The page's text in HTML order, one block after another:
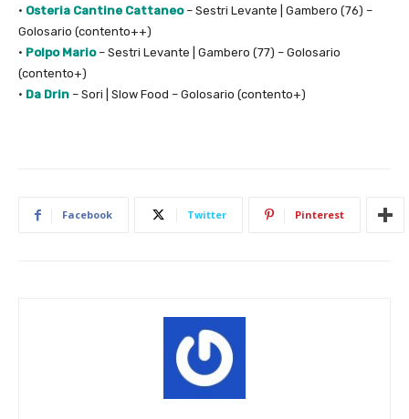
• Osteria Cantine Cattaneo– Sestri Levante | Gambero (76) –
Golosario (contento++)
• Polpo Mario– Sestri Levante | Gambero (77) – Golosario
(contento+)
• Da Drin – Sori | Slow Food – Golosario (contento+)
Facebook Twitter Pinterest